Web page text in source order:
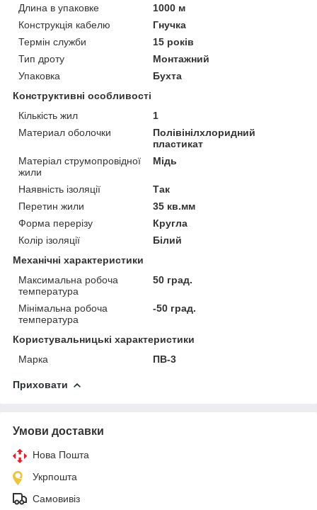
Длина в упаковке
1000 м
Конструкція кабелю
Гнучка
Термін служби
15 років
Тип дроту
Монтажний
Упаковка
Бухта
Конструктивні особливості
Кількість жил
1
Материал оболочки
Полівінілхлоридний
пластикат
Матеріал струмопровідної
жили
Мідь
Наявність ізоляції
Так
Перетин жили
35 кв.мм
Форма перерізу
Кругла
Колір ізоляції
Білий
Механічні характеристики
Максимальна робоча
температура
50 град.
Мінімальна робоча
температура
-50 град.
Користувальницькі характеристики
Марка
ПВ-3
Приховати
Умови доставки
Нова Пошта
Укрпошта
Самовивіз